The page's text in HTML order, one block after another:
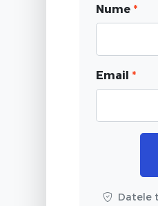
Nume *
Email *
Datele